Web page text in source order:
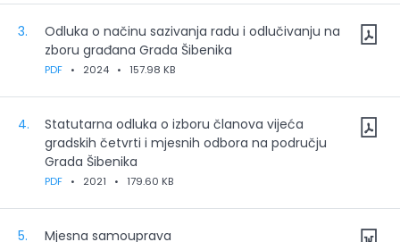
3.
Odluka o načinu sazivanja radu i odlučivanju na
zboru građana Grada Šibenika
PDF • 2024 • 157.98 KB
4.
Statutarna odluka o izboru članova vijeća
gradskih četvrti i mjesnih odbora na području
Grada Šibenika
PDF • 2021 • 179.60 KB
5. Mjesna samouprava